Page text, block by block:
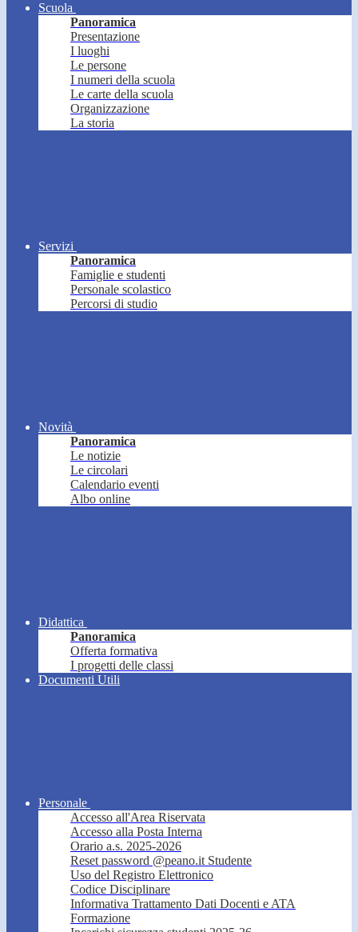
Scuola
Panoramica
Presentazione
I luoghi
Le persone
I numeri della scuola
Le carte della scuola
Organizzazione
La storia
Servizi
Panoramica
Famiglie e studenti
Personale scolastico
Percorsi di studio
Novità
Panoramica
Le notizie
Le circolari
Calendario eventi
Albo online
Didattica
Panoramica
Offerta formativa
I progetti delle classi
Documenti Utili
Personale
Accesso all'Area Riservata
Accesso alla Posta Interna
Orario a.s. 2025-2026
Reset password @peano.it Studente
Uso del Registro Elettronico
Codice Disciplinare
Informativa Trattamento Dati Docenti e ATA
Formazione